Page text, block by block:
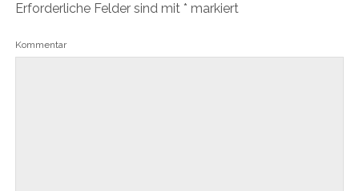
Erforderliche Felder sind mit * markiert
Kommentar